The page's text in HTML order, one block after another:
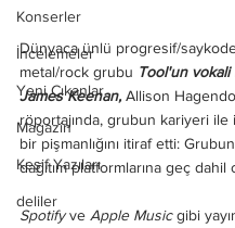
Konserler
İncelemeler
Yeni Çıkanlar
Magazin
Keşif Yazıları
deliler
Dünyaca ünlü progresif/
metal/rock grubu Tool'un vokali
James Keenan, Allison
röportajında, grubun kariyeri ile
bir pişmanlığını itiraf etti:
dağıtım platformlarına geç dahil
Spotify ve Apple Music gibi